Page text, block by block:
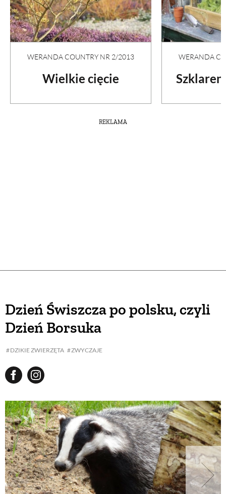
WERANDA COUNTRY NR 2/2013
Wielkie cięcie
WERANDA
REKLAMA
Dzień Świszcza po polsku, czyli
Dzień Borsuka
DZIKIE ZWIERZĘTA ZWYCZAJE